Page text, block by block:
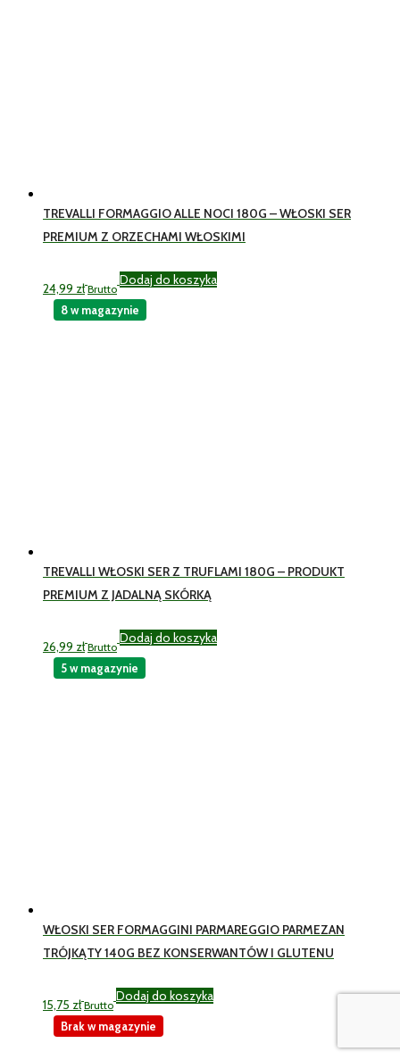
TREVALLI FORMAGGIO ALLE NOCI 180G – WŁOSKI SER
PREMIUM Z ORZECHAMI WŁOSKIMI
24,99 zł Brutto
Dodaj do koszyka
TREVALLI WŁOSKI SER Z TRUFLAMI 180G – PRODUKT
PREMIUM Z JADALNĄ SKÓRKĄ
26,99 zł Brutto
Dodaj do koszyka
8 w magazynie
WŁOSKI SER FORMAGGINI PARMAREGGIO PARMEZAN
TRÓJKĄTY 140G BEZ KONSERWANTÓW I GLUTENU
15,75 zł Brutto
Dodaj do koszyka
5 w magazynie
Brak w magazynie